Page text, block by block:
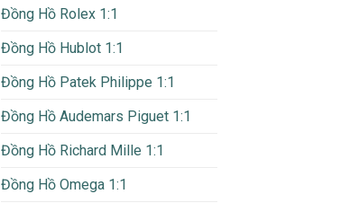
Đồng Hồ Rolex 1:1
Đồng Hồ Hublot 1:1
Đồng Hồ Patek Philippe 1:1
Đồng Hồ Audemars Piguet 1:1
Đồng Hồ Richard Mille 1:1
Đồng Hồ Omega 1:1